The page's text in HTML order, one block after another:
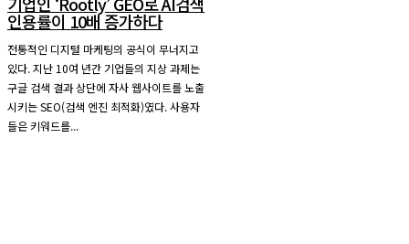
인용률이 10배 증가하다
전통적인 디지털 마케팅의 공식이 무너지고
있다. 지난 10여 년간 기업들의 지상 과제는
구글 검색 결과 상단에 자사 웹사이트를 노출
시키는 SEO(검색 엔진 최적화)였다. 사용자
들은 키워드를...